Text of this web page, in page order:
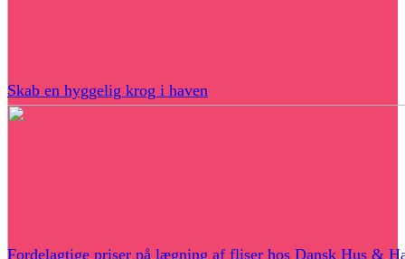
Skab en hyggelig krog i haven
Fordelagtige priser på lægning af fliser hos Dansk Hus &